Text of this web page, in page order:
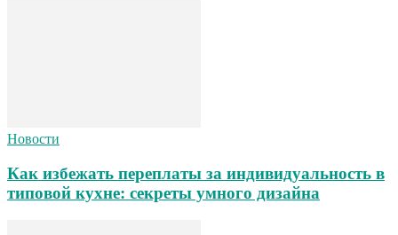
Новости
Как избежать переплаты за индивидуальность в
типовой кухне: секреты умного дизайна